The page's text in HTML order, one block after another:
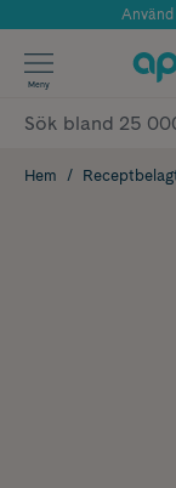
Använd
Meny
Hem